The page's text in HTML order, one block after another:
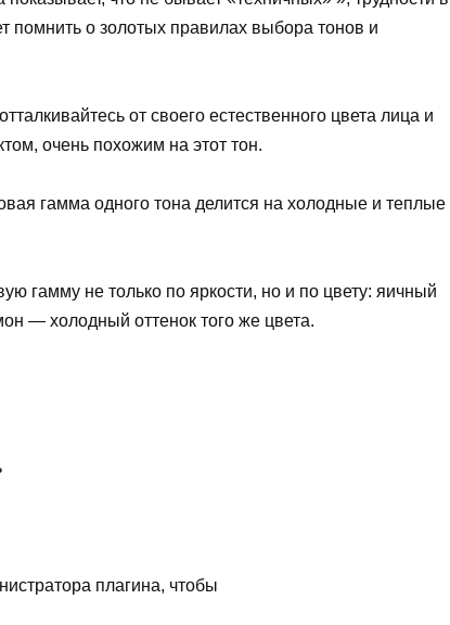
помнить о золотых правилах выбора тонов и
от своего естественного цвета лица и
очень похожим на этот тон.
гамма одного тона делится на холодные и теплые
гамму не только по яркости, но и по цвету: яичный
— холодный оттенок того же цвета.
плагина, чтобы